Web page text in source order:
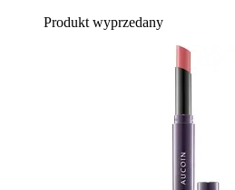
Produkt wyprzedany